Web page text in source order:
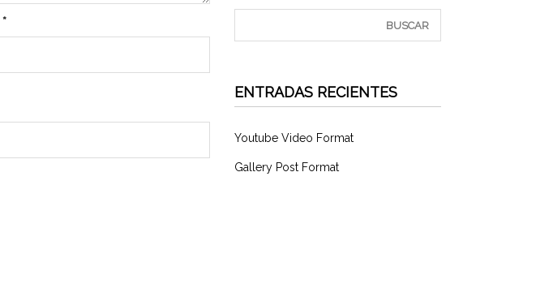
*
ENTRADAS RECIENTES
Youtube Video Format
Gallery Post Format